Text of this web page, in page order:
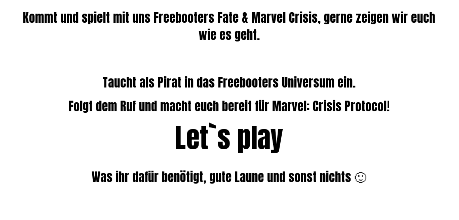
Kommt und spielt mit uns Freebooters Fate & Marvel Crisis, gerne zeigen wir euch
wie es geht.
Taucht als Pirat in das Freebooters Universum ein.
Folgt dem Ruf und macht euch bereit für Marvel: Crisis Protocol!
Let`s play
Was ihr dafür benötigt, gute Laune und sonst nichts 🙂